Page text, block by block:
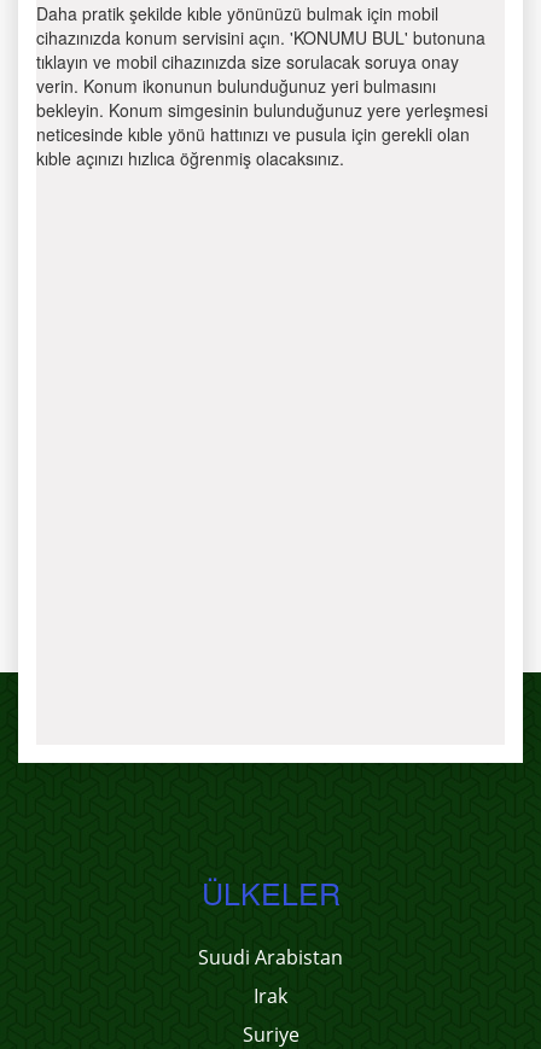
Daha pratik şekilde kıble yönünüzü bulmak için mobil
cihazınızda konum servisini açın. 'KONUMU BUL' butonuna
tıklayın ve mobil cihazınızda size sorulacak soruya onay
verin. Konum ikonunun bulunduğunuz yeri bulmasını
bekleyin. Konum simgesinin bulunduğunuz yere yerleşmesi
neticesinde kıble yönü hattınızı ve pusula için gerekli olan
kıble açınızı hızlıca öğrenmiş olacaksınız.
ÜLKELER
Suudi Arabistan
Irak
Suriye